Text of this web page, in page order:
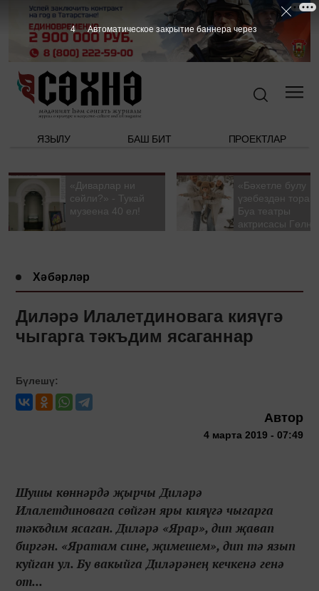
ЯЗЫЛУ БАШ БИТ ПРОЕКТЛАР
«Диварлар ни
сөйли?» - Тукай
музеена 40 ел!
«Бәхетле булу
үзебездән тора».
Буа театры
актрисасы
Хәбәрләр
Диләрә Илалетдиновага кияүгә
чыгарга тәкъдим ясаганнар
Бүлешү:
Автор
4 марта 2019 - 07:49
Шушы көннәрдә җырчы Диләрә
Илалетдиновага сөйгән яры кияүгә чыгарга
тәкъдим ясаган. Диләрә «Ярар», дип җавап
биргән. «Яратам сине, җимешем», дип тә язып
куйган ул. Бу вакыйга Диләрәнең кечкенә генә
от...
3 Автоматическое закрытие баннера через